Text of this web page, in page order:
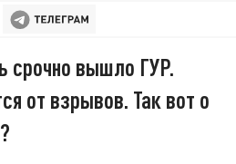
срочно вышло ГУР.
от взрывов. Так вот о